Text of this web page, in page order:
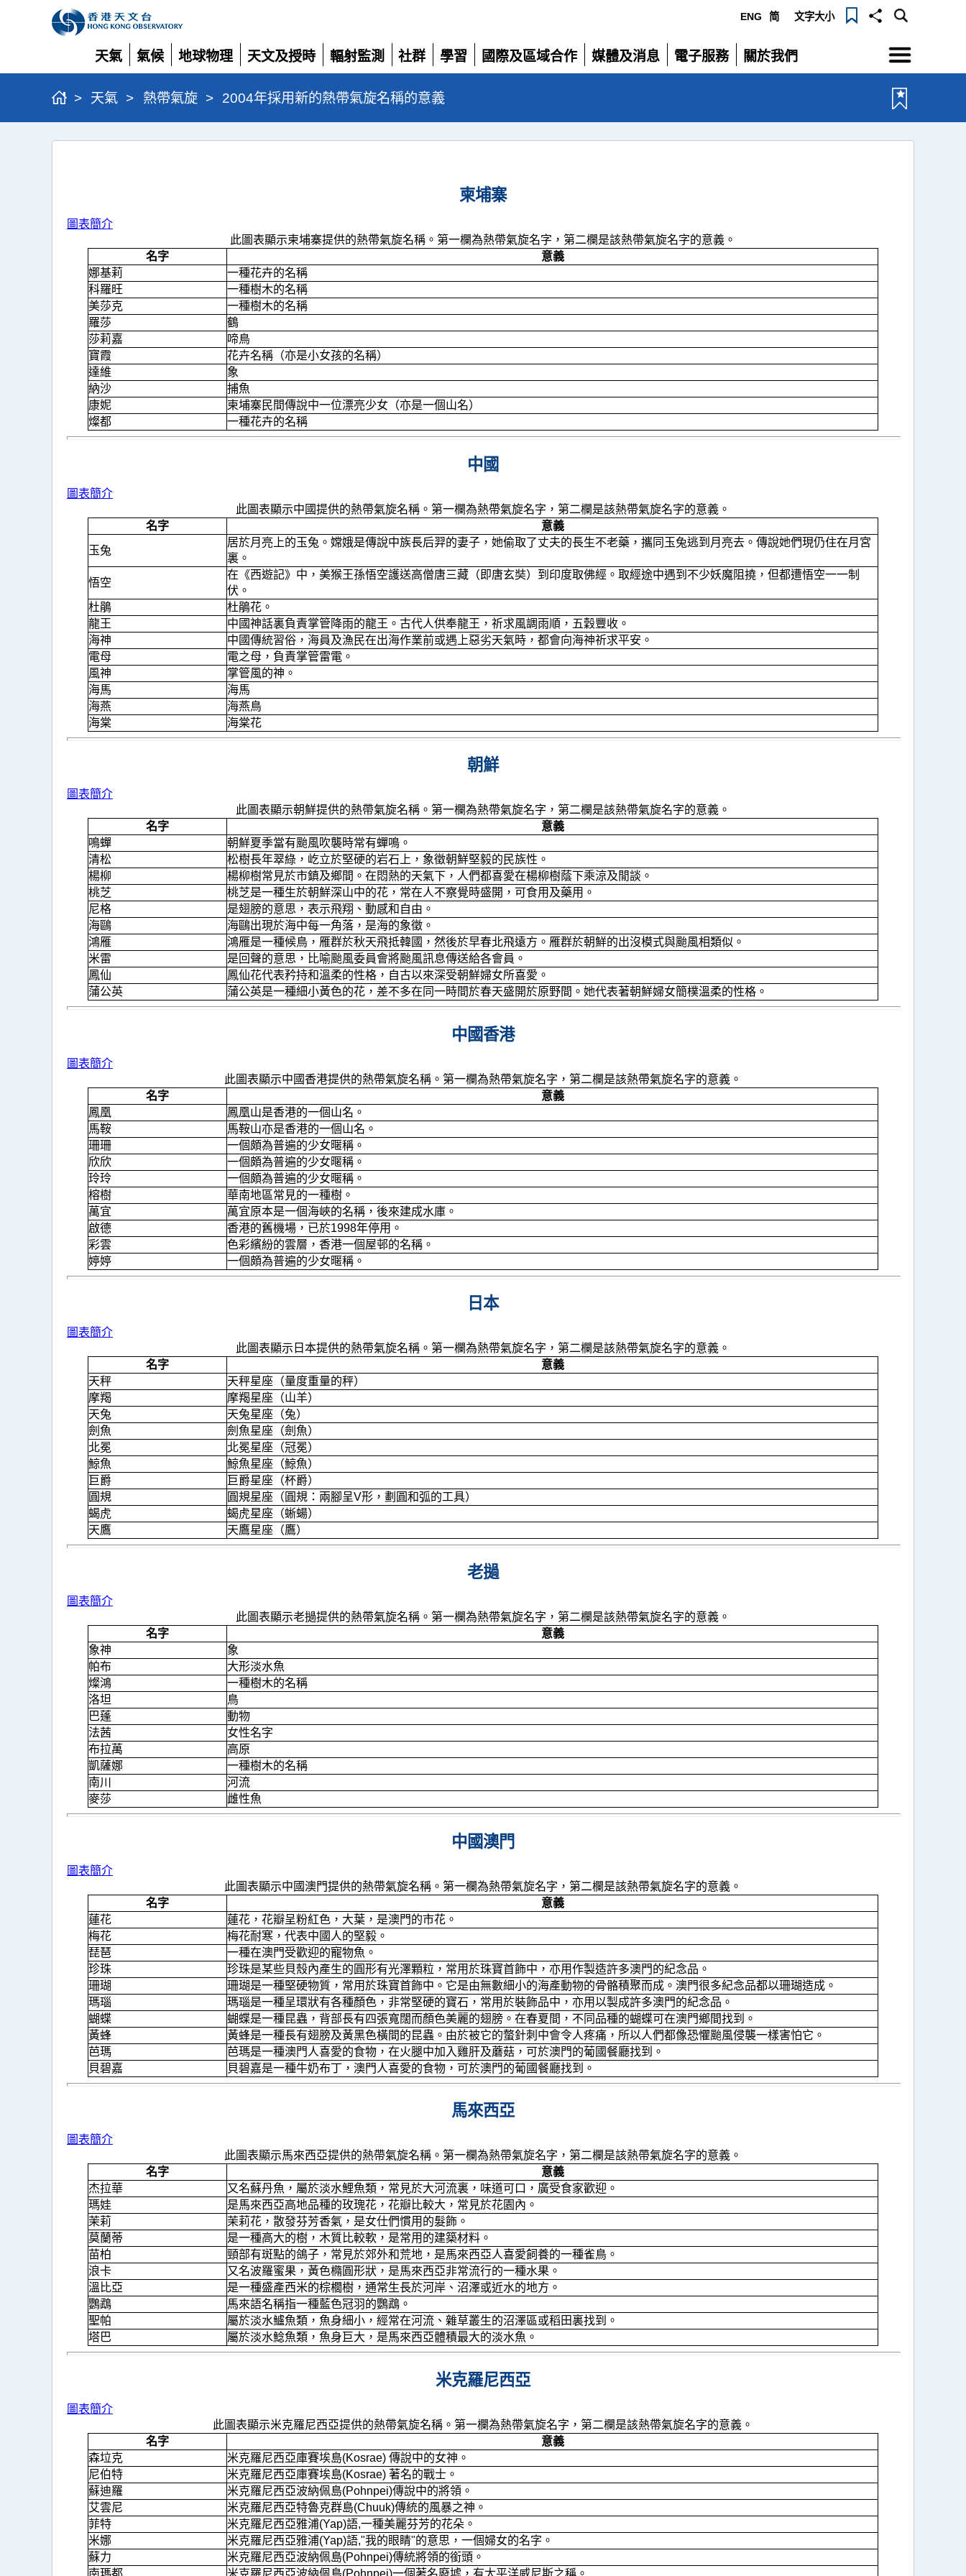
ENG 简 文字大小
天氣
展
開
氣候
展
開
地球物理
展
開
天文及授時
展
開
輻射監測
展
開
社群
展
開
學習
展
開
國際及區域合作
展
媒體及消息
展
電子服務
展
關於我們
展
選
單
> 天氣 > 熱帶氣旋 > 2004年採用新的熱帶氣旋名稱的意義
2004
用
意
柬埔寨
圖表簡介
此圖表顯示柬埔寨提供的熱帶氣旋名稱。第一欄為熱帶氣旋名字，第二欄是該熱帶氣旋名字的意義。
名字
意義
娜基莉
一種花卉的名稱
科羅旺
一種樹木的名稱
美莎克
一種樹木的名稱
羅莎
鶴
莎莉嘉
啼鳥
寶霞
花卉名稱（亦是小女孩的名稱）
達維
象
納沙
捕魚
康妮
柬埔寨民間傳說中一位漂亮少女（亦是一個山名）
燦都
一種花卉的名稱
中國
圖表簡介
此圖表顯示中國提供的熱帶氣旋名稱。第一欄為熱帶氣旋名字，第二欄是該熱帶氣旋名字的意義。
名字
意義
玉兔
居於月亮上的玉兔。嫦娥是傳說中族長后羿的妻子，她偷取了丈夫的長生不老藥，攜同玉兔逃到月亮去。傳說她們現仍住在月宮
裏。
悟空
在《西遊記》中，美猴王孫悟空護送高僧唐三藏（即唐玄奘）到印度取佛經。取經途中遇到不少妖魔阻撓，但都遭悟空一一制
伏。
杜鵑
杜鵑花。
龍王
中國神話裏負責掌管降雨的龍王。古代人供奉龍王，祈求風調雨順，五穀豐收。
海神
中國傳統習俗，海員及漁民在出海作業前或遇上惡劣天氣時，都會向海神祈求平安。
電母
電之母，負責掌管雷電。
風神
掌管風的神。
海馬
海馬
海燕
海燕鳥
海棠
海棠花
朝鮮
圖表簡介
此圖表顯示朝鮮提供的熱帶氣旋名稱。第一欄為熱帶氣旋名字，第二欄是該熱帶氣旋名字的意義。
名字
意義
鳴蟬
朝鮮夏季當有颱風吹襲時常有蟬鳴。
清松
松樹長年翠綠，屹立於堅硬的岩石上，象徵朝鮮堅毅的民族性。
楊柳
楊柳樹常見於市鎮及鄉間。在悶熱的天氣下，人們都喜愛在楊柳樹蔭下乘涼及閒談。
桃芝
桃芝是一種生於朝鮮深山中的花，常在人不察覺時盛開，可食用及藥用。
尼格
是翅膀的意思，表示飛翔、動感和自由。
海鷗
海鷗出現於海中每一角落，是海的象徵。
鴻雁
鴻雁是一種候鳥，雁群於秋天飛抵韓國，然後於早春北飛遠方。雁群於朝鮮的出沒模式與颱風相類似。
米雷
是回聲的意思，比喻颱風委員會將颱風訊息傳送給各會員。
鳳仙
鳳仙花代表矜持和溫柔的性格，自古以來深受朝鮮婦女所喜愛。
蒲公英
蒲公英是一種細小黃色的花，差不多在同一時間於春天盛開於原野間。她代表著朝鮮婦女簡樸溫柔的性格。
中國香港
圖表簡介
此圖表顯示中國香港提供的熱帶氣旋名稱。第一欄為熱帶氣旋名字，第二欄是該熱帶氣旋名字的意義。
名字
意義
鳳凰
鳳凰山是香港的一個山名。
馬鞍
馬鞍山亦是香港的一個山名。
珊珊
一個頗為普遍的少女暱稱。
欣欣
一個頗為普遍的少女暱稱。
玲玲
一個頗為普遍的少女暱稱。
榕樹
華南地區常見的一種樹。
萬宜
萬宜原本是一個海峽的名稱，後來建成水庫。
啟德
香港的舊機場，已於1998年停用。
彩雲
色彩繽紛的雲層，香港一個屋邨的名稱。
婷婷
一個頗為普遍的少女暱稱。
日本
圖表簡介
此圖表顯示日本提供的熱帶氣旋名稱。第一欄為熱帶氣旋名字，第二欄是該熱帶氣旋名字的意義。
名字
意義
天秤
天秤星座（量度重量的秤）
摩羯
摩羯星座（山羊）
天兔
天兔星座（兔）
劍魚
劍魚星座（劍魚）
北冕
北冕星座（冠冕）
鯨魚
鯨魚星座（鯨魚）
巨爵
巨爵星座（杯爵）
圓規
圓規星座（圓規：兩腳呈V形，劃圓和弧的工具）
蝎虎
蝎虎星座（蜥蝪）
天鷹
天鷹星座（鷹）
老撾
圖表簡介
此圖表顯示老撾提供的熱帶氣旋名稱。第一欄為熱帶氣旋名字，第二欄是該熱帶氣旋名字的意義。
名字
意義
象神
象
帕布
大形淡水魚
燦鴻
一種樹木的名稱
洛坦
鳥
巴蓬
動物
法茜
女性名字
布拉萬
高原
凱薩娜
一種樹木的名稱
南川
河流
麥莎
雌性魚
中國澳門
圖表簡介
此圖表顯示中國澳門提供的熱帶氣旋名稱。第一欄為熱帶氣旋名字，第二欄是該熱帶氣旋名字的意義。
名字
意義
蓮花
蓮花，花瓣呈粉紅色，大葉，是澳門的市花。
梅花
梅花耐寒，代表中國人的堅毅。
琵琶
一種在澳門受歡迎的寵物魚。
珍珠
珍珠是某些貝殼內產生的圓形有光澤顆粒，常用於珠寶首飾中，亦用作製造許多澳門的紀念品。
珊瑚
珊瑚是一種堅硬物質，常用於珠寶首飾中。它是由無數細小的海產動物的骨骼積聚而成。澳門很多紀念品都以珊瑚造成。
瑪瑙
瑪瑙是一種呈環狀有各種顏色，非常堅硬的寶石，常用於裝飾品中，亦用以製成許多澳門的紀念品。
蝴蝶
蝴蝶是一種昆蟲，背部長有四張寬闊而顏色美麗的翅膀。在春夏間，不同品種的蝴蝶可在澳門鄉間找到。
黃蜂
黃蜂是一種長有翅膀及黃黑色橫間的昆蟲。由於被它的螫針刺中會令人疼痛，所以人們都像恐懼颱風侵襲一樣害怕它。
芭瑪
芭瑪是一種澳門人喜愛的食物，在火腿中加入雞肝及蘑菇，可於澳門的葡國餐廳找到。
貝碧嘉
貝碧嘉是一種牛奶布丁，澳門人喜愛的食物，可於澳門的葡國餐廳找到。
馬來西亞
圖表簡介
此圖表顯示馬來西亞提供的熱帶氣旋名稱。第一欄為熱帶氣旋名字，第二欄是該熱帶氣旋名字的意義。
名字
意義
杰拉華
又名蘇丹魚，屬於淡水鯉魚類，常見於大河流裏，味道可口，廣受食家歡迎。
瑪娃
是馬來西亞高地品種的玫瑰花，花瓣比較大，常見於花園內。
茉莉
茉莉花，散發芬芳香氣，是女仕們慣用的髮飾。
莫蘭蒂
是一種高大的樹，木質比較軟，是常用的建築材料。
苗柏
頸部有斑點的鴿子，常見於郊外和荒地，是馬來西亞人喜愛飼養的一種雀鳥。
浪卡
又名波羅蜜果，黃色橢圓形狀，是馬來西亞非常流行的一種水果。
溫比亞
是一種盛產西米的棕櫚樹，通常生長於河岸、沼澤或近水的地方。
鸚鵡
馬來語名稱指一種藍色冠羽的鸚鵡。
聖帕
屬於淡水鱸魚類，魚身細小，經常在河流、雜草叢生的沼澤區或稻田裏找到。
塔巴
屬於淡水鯰魚類，魚身巨大，是馬來西亞體積最大的淡水魚。
米克羅尼西亞
圖表簡介
此圖表顯示米克羅尼西亞提供的熱帶氣旋名稱。第一欄為熱帶氣旋名字，第二欄是該熱帶氣旋名字的意義。
名字
意義
森垃克
米克羅尼西亞庫賽埃島(Kosrae) 傳說中的女神。
尼伯特
米克羅尼西亞庫賽埃島(Kosrae) 著名的戰士。
蘇迪羅
米克羅尼西亞波納佩島(Pohnpei)傳說中的將領。
艾雲尼
米克羅尼西亞特魯克群島(Chuuk)傳統的風暴之神。
菲特
米克羅尼西亞雅浦(Yap)語,一種美麗芬芳的花朵。
米娜
米克羅尼西亞雅浦(Yap)語,"我的眼睛"的意思，一個婦女的名字。
蘇力
米克羅尼西亞波納佩島(Pohnpei)傳統將領的銜頭。
南瑪都
米克羅尼西亞波納佩島(Pohnpei)一個著名廢墟，有太平洋威尼斯之稱。